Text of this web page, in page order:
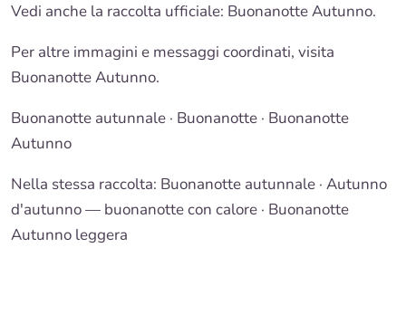
Vedi anche la raccolta ufficiale: Buonanotte Autunno.
Per altre immagini e messaggi coordinati, visita
Buonanotte Autunno.
Buonanotte autunnale · Buonanotte · Buonanotte
Autunno
Nella stessa raccolta: Buonanotte autunnale · Autunno
d'autunno — buonanotte con calore · Buonanotte
Autunno leggera